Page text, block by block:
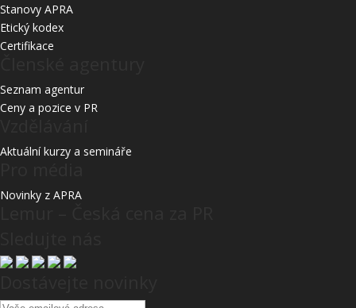
Stanovy APRA
Etický kodex
Certifikace
Seznam agentur
Ceny a pozice v PR
Aktuální kurzy a semináře
Novinky z APRA